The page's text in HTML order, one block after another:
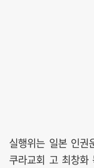
실행위는 일본 인권
쿠라교회 고 최창화